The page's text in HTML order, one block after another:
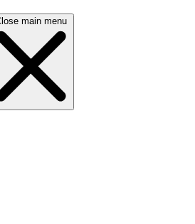
main menu